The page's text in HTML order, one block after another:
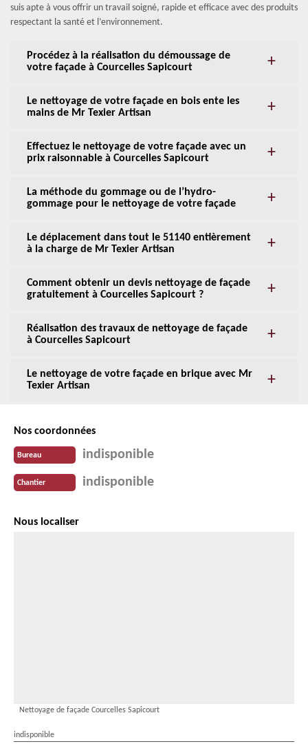
suis apte à vous offrir un travail soigné, rapide et efficace avec des produits
respectant la santé et l’environnement.
Procédez à la réalisation du démoussage de
votre façade à Courcelles Sapicourt
Le nettoyage de votre façade en bois ente les
mains de Mr Texier Artisan
Effectuez le nettoyage de votre façade avec un
prix raisonnable à Courcelles Sapicourt
La méthode du gommage ou de l’hydro-
gommage pour le nettoyage de votre façade
Le déplacement dans tout le 51140 entièrement
à la charge de Mr Texier Artisan
Comment obtenir un devis nettoyage de façade
gratuitement à Courcelles Sapicourt ?
Réalisation des travaux de nettoyage de façade
à Courcelles Sapicourt
Le nettoyage de votre façade en brique avec Mr
Texier Artisan
Nos coordonnées
Bureau indisponible
Chantier indisponible
Nous localiser
Nettoyage de façade Courcelles Sapicourt
indisponible